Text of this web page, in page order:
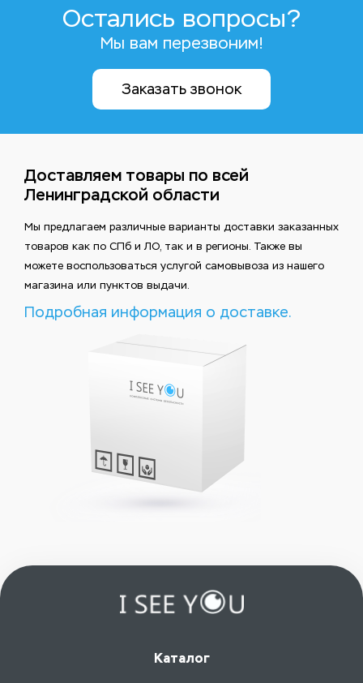
Остались вопросы?
Мы вам перезвоним!
Заказать звонок
Доставляем товары по всей
Ленинградской области
Мы предлагаем различные варианты доставки заказанных
товаров как по СПб и ЛО, так и в регионы. Также вы
можете воспользоваться услугой самовывоза из нашего
магазина или пунктов выдачи.
Подробная информация о доставке.
Каталог